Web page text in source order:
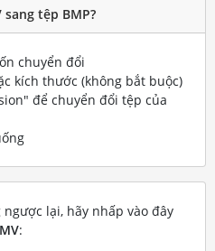
tệp BMP?
chuyển đổi
kích thước (không bắt buộc)
để chuyển đổi tệp của
lại, hãy nhấp vào đây
: